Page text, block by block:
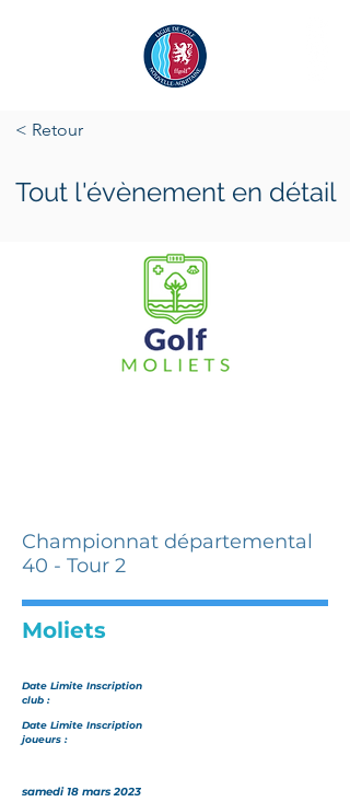
< Retour
Tout l'évènement en détail
Championnat départemental
40 - Tour 2
Moliets
Date Limite Inscription
club :
Date Limite Inscription
joueurs :
samedi 18 mars 2023